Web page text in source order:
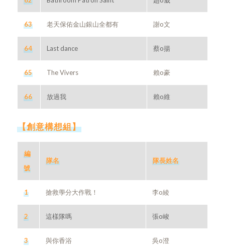
63 老天保佑金山銀山全都有 謝o文
64 Last dance 蔡o揚
65 The Vivers 賴o豪
66 放過我 賴o維
【創意構想組】
編
號
隊名 隊長姓名
1 搶救學分大作戰！ 李o綾
2 這樣隊嗎 張o峻
3 與你香浴 吳o澄